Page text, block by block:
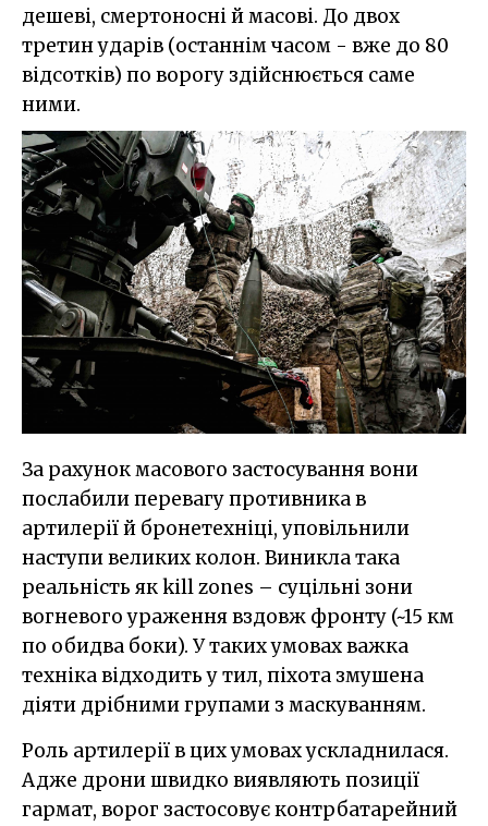
дешеві, смертоносні й масові. До двох
третин ударів (останнім часом - вже до 80
відсотків) по ворогу здійснюється саме
ними.
За рахунок масового застосування вони
послабили перевагу противника в
артилерії й бронетехніці, уповільнили
наступи великих колон. Виникла така
реальність як kill zones – суцільні зони
вогневого ураження вздовж фронту (~15 км
по обидва боки). У таких умовах важка
техніка відходить у тил, піхота змушена
діяти дрібними групами з маскуванням.
Роль артилерії в цих умовах ускладнилася.
Адже дрони швидко виявляють позиції
гармат, ворог застосовує контрбатарейний